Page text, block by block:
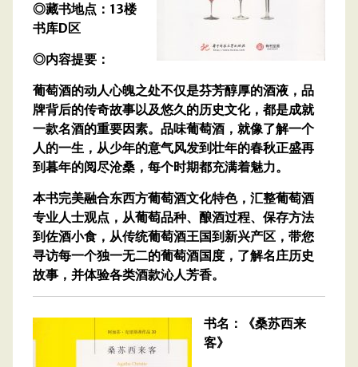
◎藏书地点：13楼
书库D区
◎内容提要：
葡萄酒的动人心魄之处不仅是芬芳醇厚的酒液，品
牌背后的传奇故事以及悠久的历史文化，都是成就
一款名酒的重要因素。品味葡萄酒，就像了解一个
人的一生，从少年的意气风发到壮年的春秋正盛再
到暮年的阅尽沧桑，每个时期都充满着魅力。
本书完美融合东西方葡萄酒文化特色，汇整葡萄酒
专业人士观点，从葡萄品种、酿酒过程、保存方法
到佐酒小食，从传统葡萄酒王国到新兴产区，带您
寻访每一个独一无二的葡萄酒国度，了解名庄历史
故事，并体验各类酒款沁人芳香。
书名：《桑苏西来
客》